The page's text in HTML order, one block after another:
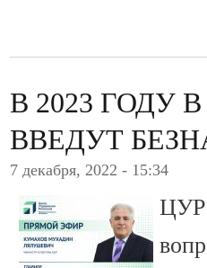
В 2023 ГОДУ
ВВЕДУТ
7 декабря, 2022 - 15:34